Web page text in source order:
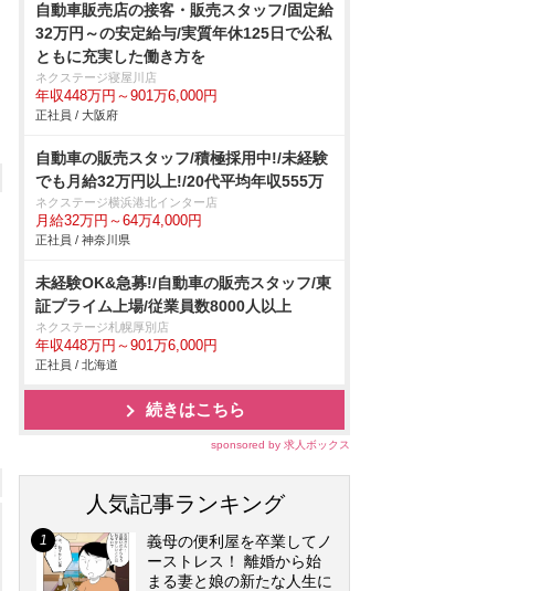
自動車販売店の接客・販売スタッフ/固定給
32万円～の安定給与/実質年休125日で公私
ともに充実した働き方を
ネクステージ寝屋川店
年収448万円～901万6,000円
正社員 / 大阪府
自動車の販売スタッフ/積極採用中!/未経験
でも月給32万円以上!/20代平均年収555万
ネクステージ横浜港北インター店
月給32万円～64万4,000円
正社員 / 神奈川県
未経験OK&急募!/自動車の販売スタッフ/東
証プライム上場/従業員数8000人以上
ネクステージ札幌厚別店
年収448万円～901万6,000円
正社員 / 北海道
続きはこちら
sponsored by 求人ボックス
人気記事ランキング
義母の便利屋を卒業してノ
ーストレス！ 離婚から始
まる妻と娘の新たな人生に